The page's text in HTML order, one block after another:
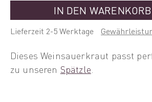
IN DEN WARENKORB
Lieferzeit 2-5 Werktage
Dieses Weinsauerkraut passt
zu unseren Spätzle